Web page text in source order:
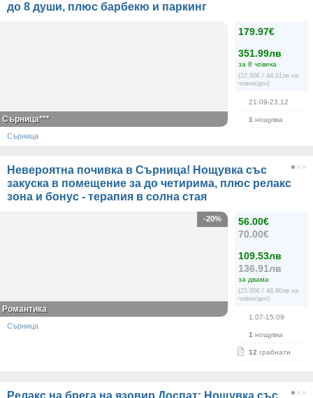
до 8 души, плюс барбекю и паркинг
179.97€
351.99лв
за 8 човека
(22.50€ / 44.01лв на
човек/ден)
21.09-23.12
1 нощувка
Сърница***
Сърница
Невероятна почивка в Сърница! Нощувка със
закуска в помещение за до четирима, плюс релакс
зона и бонус - терапия в солна стая
56.00€
70.00€
109.53лв
136.91лв
за двама
(25.00€ / 48.90лв на
човек/ден)
1.07-15.09
1 нощувка
12 грабнати
-20%
Романтика
Сърница
Релакс на брега на язовир Доспат: Нощувка със